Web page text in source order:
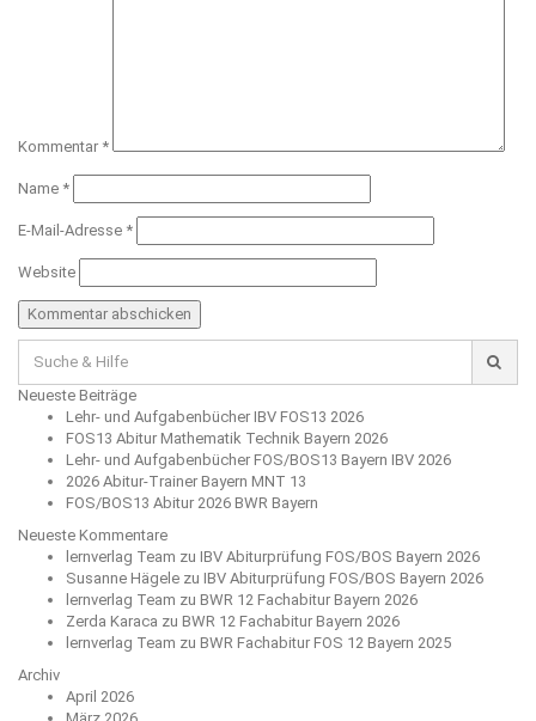
Kommentar *
Name *
E-Mail-Adresse *
Website
für:
Neueste Beiträge
Lehr- und Aufgabenbücher IBV FOS13 2026
FOS13 Abitur Mathematik Technik Bayern 2026
Lehr- und Aufgabenbücher FOS/BOS13 Bayern IBV 2026
2026 Abitur-Trainer Bayern MNT 13
FOS/BOS13 Abitur 2026 BWR Bayern
Neueste Kommentare
lernverlag Team zu IBV Abiturprüfung FOS/BOS Bayern 2026
Susanne Hägele zu IBV Abiturprüfung FOS/BOS Bayern 2026
lernverlag Team zu BWR 12 Fachabitur Bayern 2026
Zerda Karaca zu BWR 12 Fachabitur Bayern 2026
lernverlag Team zu BWR Fachabitur FOS 12 Bayern 2025
Archiv
April 2026